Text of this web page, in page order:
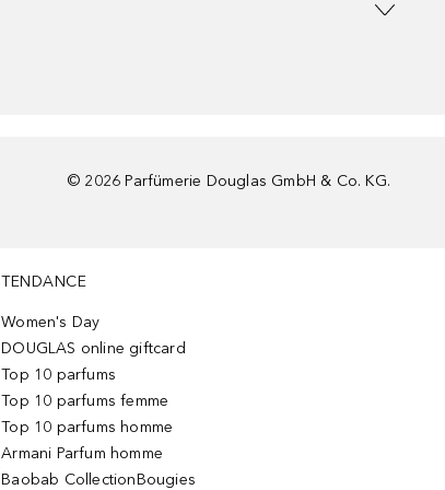
© 2026 Parfümerie Douglas GmbH & Co. KG.
TENDANCE
Women's Day
DOUGLAS online giftcard
Top 10 parfums
Top 10 parfums femme
Top 10 parfums homme
Armani Parfum homme
Baobab CollectionBougies